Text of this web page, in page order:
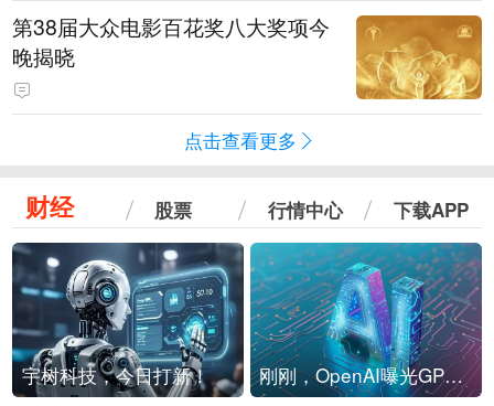
第38届大众电影百花奖八大奖项今
晚揭晓
点击查看更多
财经 股票 行情中心 下载APP
宇树科技，今日打新！ 刚刚，OpenAI曝光GPT-6！传10万亿参数，8月强行发布